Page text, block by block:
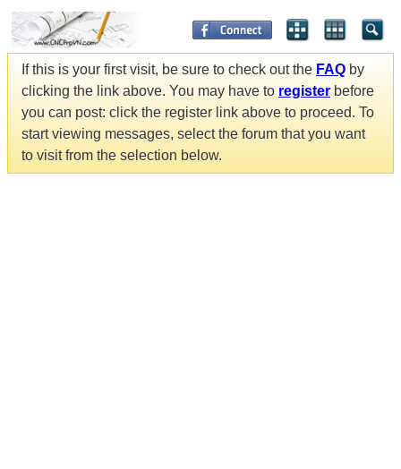
If this is your first visit, be sure to check out the FAQ by
clicking the link above. You may have to register before
you can post: click the register link above to proceed. To
start viewing messages, select the forum that you want
to visit from the selection below.